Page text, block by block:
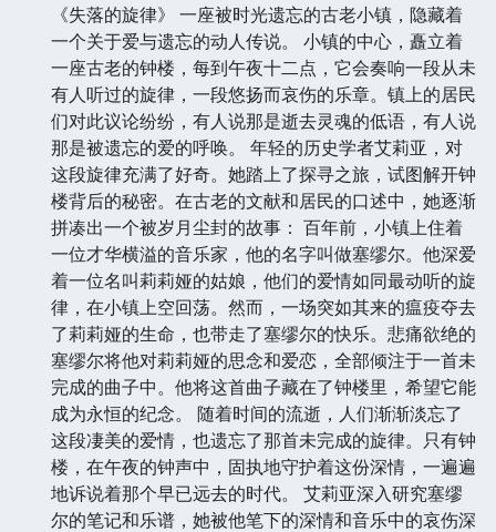
《失落的旋律》 一座被时光遗忘的古老小镇，隐藏着
一个关于爱与遗忘的动人传说。 小镇的中心，矗立着
一座古老的钟楼，每到午夜十二点，它会奏响一段从未
有人听过的旋律，一段悠扬而哀伤的乐章。镇上的居民
们对此议论纷纷，有人说那是逝去灵魂的低语，有人说
那是被遗忘的爱的呼唤。 年轻的历史学者艾莉亚，对
这段旋律充满了好奇。她踏上了探寻之旅，试图解开钟
楼背后的秘密。在古老的文献和居民的口述中，她逐渐
拼凑出一个被岁月尘封的故事： 百年前，小镇上住着
一位才华横溢的音乐家，他的名字叫做塞缪尔。他深爱
着一位名叫莉莉娅的姑娘，他们的爱情如同最动听的旋
律，在小镇上空回荡。然而，一场突如其来的瘟疫夺去
了莉莉娅的生命，也带走了塞缪尔的快乐。悲痛欲绝的
塞缪尔将他对莉莉娅的思念和爱恋，全部倾注于一首未
完成的曲子中。他将这首曲子藏在了钟楼里，希望它能
成为永恒的纪念。 随着时间的流逝，人们渐渐淡忘了
这段凄美的爱情，也遗忘了那首未完成的旋律。只有钟
楼，在午夜的钟声中，固执地守护着这份深情，一遍遍
地诉说着那个早已远去的时代。 艾莉亚深入研究塞缪
尔的笔记和乐谱，她被他笔下的深情和音乐中的哀伤深